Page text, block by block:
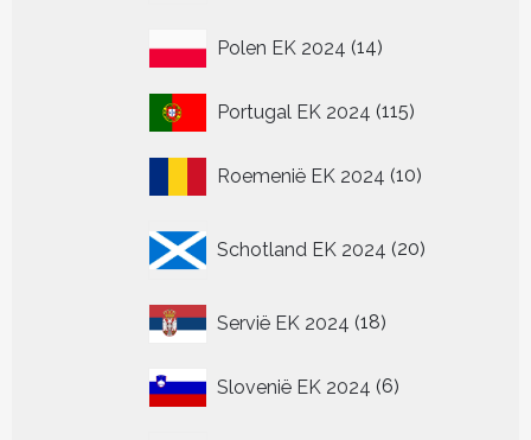
Polen EK 2024 1414
Portugal EK 2024 115115
Roemenië EK 2024 1010
Schotland EK 2024 20
producten
Servië EK 2024 1818
Slovenië EK 2024 66